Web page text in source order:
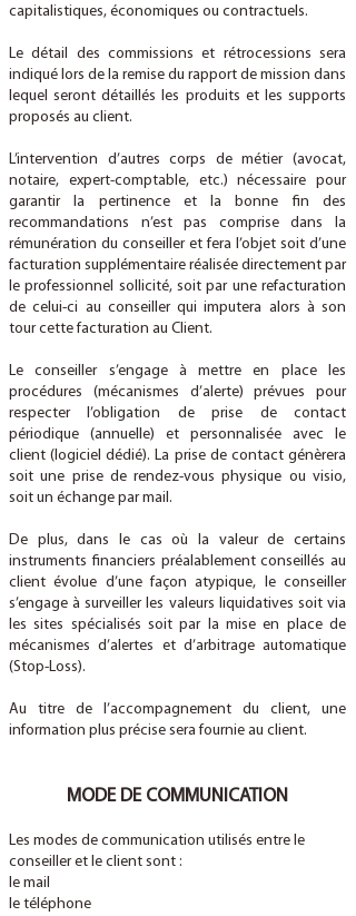
capitalistiques, économiques ou contractuels.
Le détail des commissions et rétrocessions sera
indiqué lors de la remise du rapport de mission dans
lequel seront détaillés les produits et les supports
proposés au client.
L’intervention d’autres corps de métier (avocat,
notaire, expert-comptable, etc.) nécessaire pour
garantir la pertinence et la bonne fin des
recommandations n’est pas comprise dans la
rémunération du conseiller et fera l’objet soit d’une
facturation supplémentaire réalisée directement par
le professionnel sollicité, soit par une refacturation
de celui-ci au conseiller qui imputera alors à son
tour cette facturation au Client.
Le conseiller s’engage à mettre en place les
procédures (mécanismes d’alerte) prévues pour
respecter l’obligation de prise de contact
périodique (annuelle) et personnalisée avec le
client (logiciel dédié). La prise de contact génèrera
soit une prise de rendez-vous physique ou visio,
soit un échange par mail.
De plus, dans le cas où la valeur de certains
instruments financiers préalablement conseillés au
client évolue d’une façon atypique, le conseiller
s’engage à surveiller les valeurs liquidatives soit via
les sites spécialisés soit par la mise en place de
mécanismes d’alertes et d’arbitrage automatique
(Stop-Loss).
Au titre de l’accompagnement du client, une
information plus précise sera fournie au client.
MODE DE COMMUNICATION
Les modes de communication utilisés entre le
conseiller et le client sont :
le mail
le téléphone